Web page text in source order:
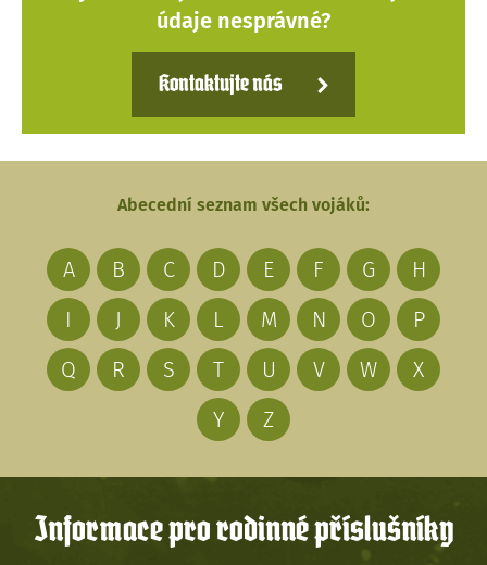
údaje nesprávné?
Kontaktujte nás
Abecední seznam všech vojáků:
A B C D E F G
H
I
J K L M N O
P
Q
R S T U V W
X
Y
Z
Informace pro rodinné příslušníky